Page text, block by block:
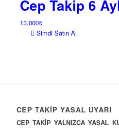
Cep Takip 6
13,000₺
Simdi Satın Al
CEP TAKİP YASAL UYARI
CEP TAKİP YALNIZCA YASAL